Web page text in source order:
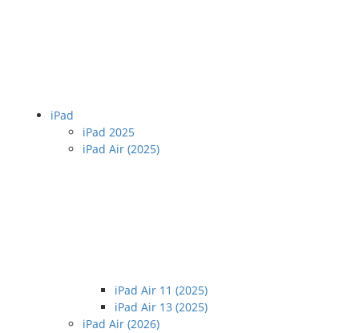
iPad
iPad 2025
iPad Air (2025)
iPad Air 11 (2025)
iPad Air 13 (2025)
iPad Air (2026)